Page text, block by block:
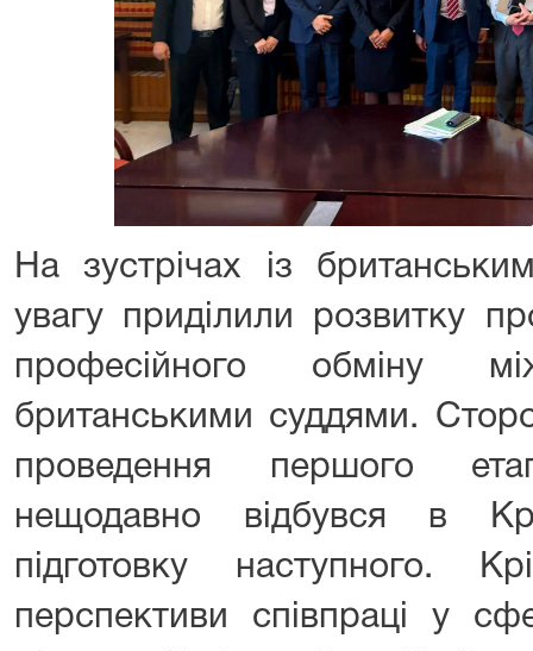
На зустрічах із
увагу приділили розвитку
професійного обміну
британськими суддями.
проведення першого
нещодавно відбувся в
підготовку наступного.
перспективи співпраці у